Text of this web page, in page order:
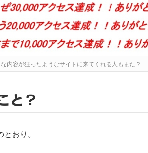
な内容が狂ったようなサイトに来てくれる人もまた？
と？
おり。